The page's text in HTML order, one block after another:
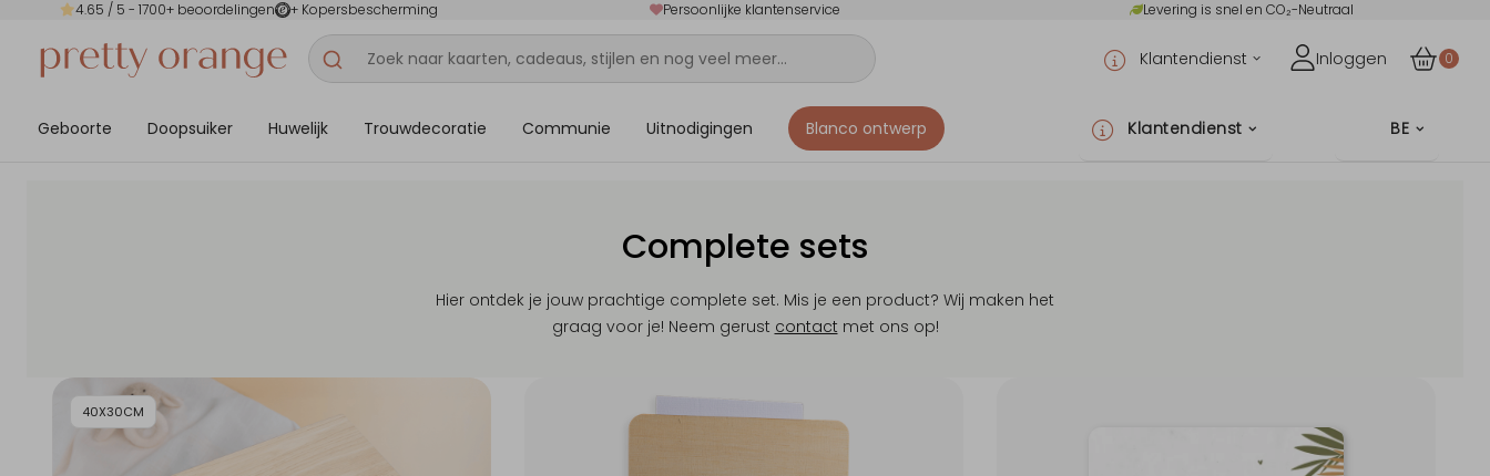
4.65 / 5 - 1700+ beoordelingen + Kopersbescherming Persoonlijke klantenservice Levering is snel en CO₂-Neutraal
Klantendienst Inloggen 0
Geboorte Doopsuiker Huwelijk Trouwdecoratie Communie Uitnodigingen Blanco ontwerp Klantendienst BE
Complete sets
Hier ontdek je jouw prachtige complete set. Mis je een product? Wij maken het
graag voor je! Neem gerust contact met ons op!
40X30CM